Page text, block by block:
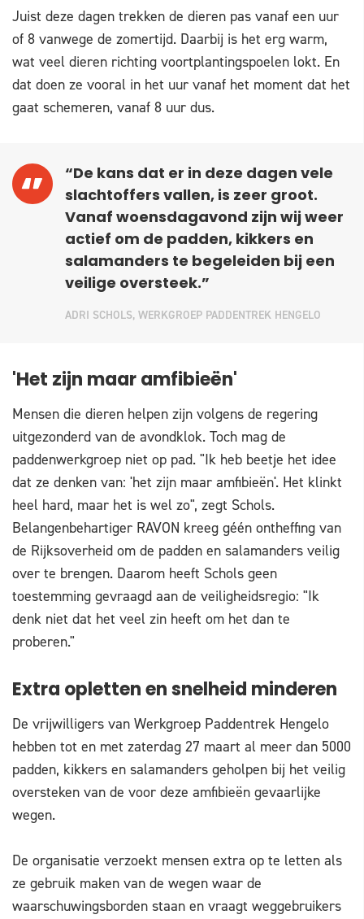
Juist deze dagen trekken de dieren pas vanaf een uur
of 8 vanwege de zomertijd. Daarbij is het erg warm,
wat veel dieren richting voortplantingspoelen lokt. En
dat doen ze vooral in het uur vanaf het moment dat het
gaat schemeren, vanaf 8 uur dus.
“De kans dat er in deze dagen vele
slachtoffers vallen, is zeer groot.
Vanaf woensdagavond zijn wij weer
actief om de padden, kikkers en
salamanders te begeleiden bij een
veilige oversteek.”
ADRI SCHOLS, WERKGROEP PADDENTREK HENGELO
'Het zijn maar amfibieën'
Mensen die dieren helpen zijn volgens de regering
uitgezonderd van de avondklok. Toch mag de
paddenwerkgroep niet op pad. "Ik heb beetje het idee
dat ze denken van: 'het zijn maar amfibieën'. Het klinkt
heel hard, maar het is wel zo", zegt Schols.
Belangenbehartiger RAVON kreeg géén ontheffing van
de Rijksoverheid om de padden en salamanders veilig
over te brengen. Daarom heeft Schols geen
toestemming gevraagd aan de veiligheidsregio: "Ik
denk niet dat het veel zin heeft om het dan te
proberen."
Extra opletten en snelheid minderen
De vrijwilligers van Werkgroep Paddentrek Hengelo
hebben tot en met zaterdag 27 maart al meer dan 5000
padden, kikkers en salamanders geholpen bij het veilig
oversteken van de voor deze amfibieën gevaarlijke
wegen.
De organisatie verzoekt mensen extra op te letten als
ze gebruik maken van de wegen waar de
waarschuwingsborden staan en vraagt weggebruikers